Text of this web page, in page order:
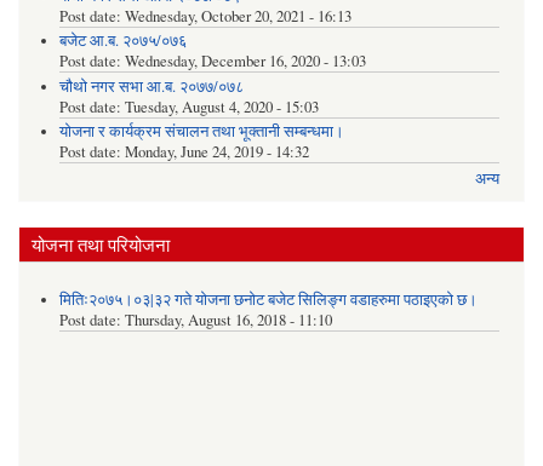
Post date: Wednesday, October 20, 2021 - 16:13
बजेट आ.ब. २०७५/०७६
Post date: Wednesday, December 16, 2020 - 13:03
चौथो नगर सभा आ.ब. २०७७/०७८
Post date: Tuesday, August 4, 2020 - 15:03
योजना र कार्यक्रम संचालन तथा भूक्तानी सम्बन्धमा।
Post date: Monday, June 24, 2019 - 14:32
अन्य
योजना तथा परियोजना
मितिः२०७५।०३|३२ गते योजना छनोट बजेट सिलिङ्ग वडाहरुमा पठाइएको छ​।
Post date: Thursday, August 16, 2018 - 11:10